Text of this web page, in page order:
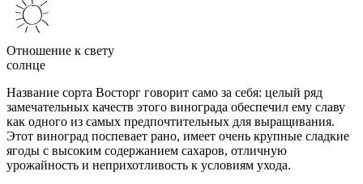
Отношение к свету
солнце
Название сорта Восторг говорит само за себя: целый ряд
замечательных качеств этого винограда обеспечил ему славу
как одного из самых предпочтительных для выращивания.
Этот виноград поспевает рано, имеет очень крупные сладкие
ягоды с высоким содержанием сахаров, отличную
урожайность и неприхотливость к условиям ухода.